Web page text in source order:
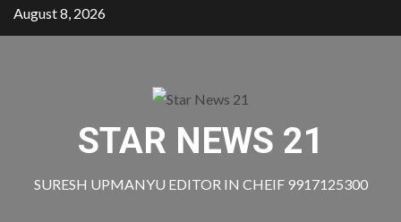
Skip
to
August 8, 2026
STAR NEWS 21
SURESH UPMANYU EDITOR IN CHEIF 9917125300